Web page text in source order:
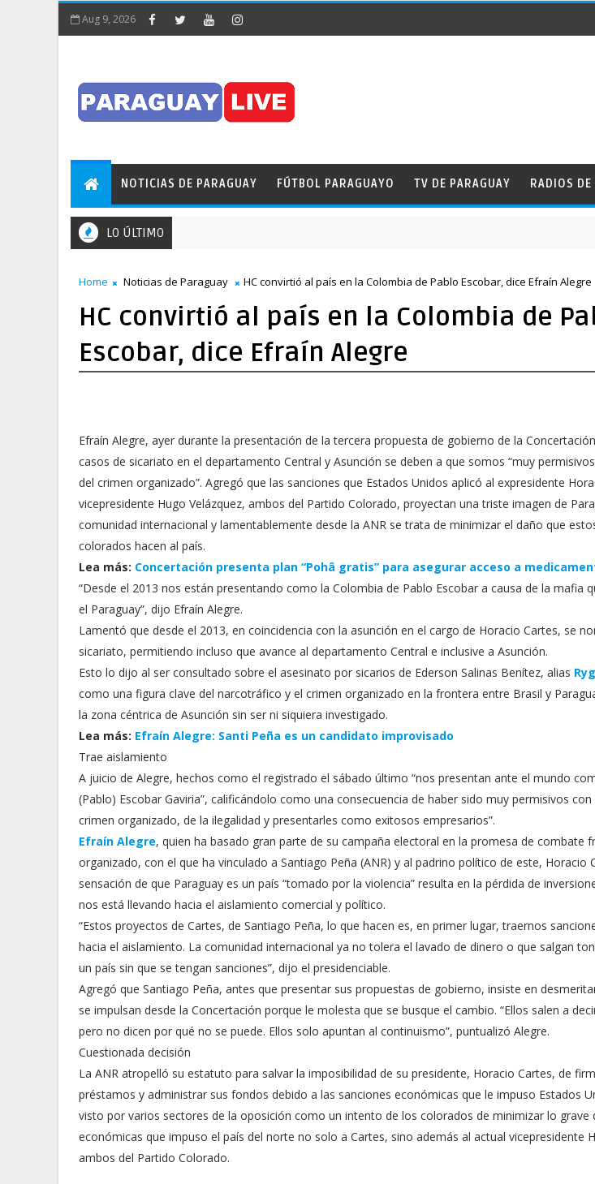
Aug 9, 2026
NOTICIAS DE PARAGUAY FÚTBOL PARAGUAYO TV DE PARAGUAY RADIOS
LO ÚLTIMO
Home Noticias de Paraguay HC convirtió al país en la Colombia de Pablo Escobar, dice Efraín Alegre
HC convirtió al país en la Colombia de
Escobar, dice Efraín Alegre
Efraín Alegre, ayer durante la presentación de la tercera propuesta de gobierno de la
casos de sicariato en el departamento Central y Asunción se deben a que somos “muy
del crimen organizado”. Agregó que las sanciones que Estados Unidos aplicó al expresidente
vicepresidente Hugo Velázquez, ambos del Partido Colorado, proyectan una triste imagen de
comunidad internacional y lamentablemente desde la ANR se trata de minimizar el daño que
colorados hacen al país.
Lea más: Concertación presenta plan “Pohâ gratis” para asegurar acceso a
“Desde el 2013 nos están presentando como la Colombia de Pablo Escobar a causa de la mafia
el Paraguay”, dijo Efraín Alegre.
Lamentó que desde el 2013, en coincidencia con la asunción en el cargo de Horacio Cartes, se
sicariato, permitiendo incluso que avance al departamento Central e inclusive a Asunción.
Esto lo dijo al ser consultado sobre el asesinato por sicarios de Ederson Salinas Benítez, alias
como una figura clave del narcotráfico y el crimen organizado en la frontera entre Brasil y
la zona céntrica de Asunción sin ser ni siquiera investigado.
Lea más: Efraín Alegre: Santi Peña es un candidato improvisado
Trae aislamiento
A juicio de Alegre, hechos como el registrado el sábado último “nos presentan ante el mundo
(Pablo) Escobar Gaviria”, calificándolo como una consecuencia de haber sido muy permisivos con
crimen organizado, de la ilegalidad y presentarles como exitosos empresarios”.
Efraín Alegre, quien ha basado gran parte de su campaña electoral en la promesa de combate
organizado, con el que ha vinculado a Santiago Peña (ANR) y al padrino político de este, Horacio
sensación de que Paraguay es un país “tomado por la violencia” resulta en la pérdida de
nos está llevando hacia el aislamiento comercial y político.
“Estos proyectos de Cartes, de Santiago Peña, lo que hacen es, en primer lugar, traernos
hacia el aislamiento. La comunidad internacional ya no tolera el lavado de dinero o que salgan
un país sin que se tengan sanciones”, dijo el presidenciable.
Agregó que Santiago Peña, antes que presentar sus propuestas de gobierno, insiste en
se impulsan desde la Concertación porque le molesta que se busque el cambio. “Ellos salen a
pero no dicen por qué no se puede. Ellos solo apuntan al continuismo”, puntualizó Alegre.
Cuestionada decisión
La ANR atropelló su estatuto para salvar la imposibilidad de su presidente, Horacio Cartes, de
préstamos y administrar sus fondos debido a las sanciones económicas que le impuso Estados
visto por varios sectores de la oposición como un intento de los colorados de minimizar lo grave
económicas que impuso el país del norte no solo a Cartes, sino además al actual vicepresidente
ambos del Partido Colorado.